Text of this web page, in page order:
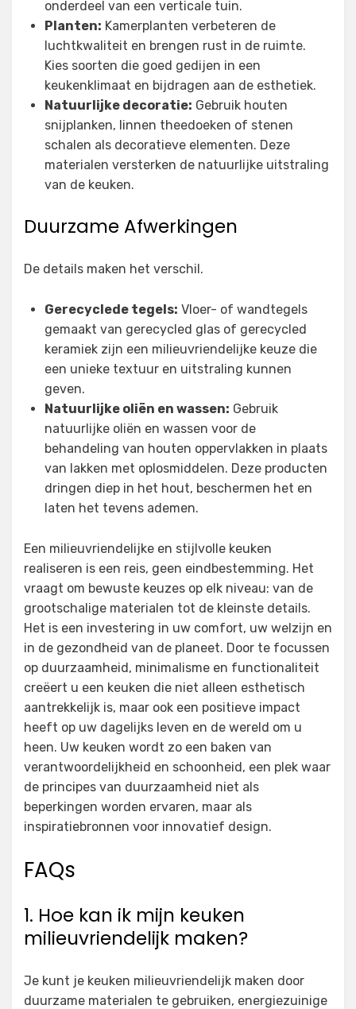
onderdeel van een verticale tuin.
Planten: Kamerplanten verbeteren de
luchtkwaliteit en brengen rust in de ruimte.
Kies soorten die goed gedijen in een
keukenklimaat en bijdragen aan de esthetiek.
Natuurlijke decoratie: Gebruik houten
snijplanken, linnen theedoeken of stenen
schalen als decoratieve elementen. Deze
materialen versterken de natuurlijke uitstraling
van de keuken.
Duurzame Afwerkingen
De details maken het verschil.
Gerecyclede tegels: Vloer- of wandtegels
gemaakt van gerecycled glas of gerecycled
keramiek zijn een milieuvriendelijke keuze die
een unieke textuur en uitstraling kunnen
geven.
Natuurlijke oliën en wassen: Gebruik
natuurlijke oliën en wassen voor de
behandeling van houten oppervlakken in plaats
van lakken met oplosmiddelen. Deze producten
dringen diep in het hout, beschermen het en
laten het tevens ademen.
Een milieuvriendelijke en stijlvolle keuken
realiseren is een reis, geen eindbestemming. Het
vraagt om bewuste keuzes op elk niveau: van de
grootschalige materialen tot de kleinste details.
Het is een investering in uw comfort, uw welzijn en
in de gezondheid van de planeet. Door te focussen
op duurzaamheid, minimalisme en functionaliteit
creëert u een keuken die niet alleen esthetisch
aantrekkelijk is, maar ook een positieve impact
heeft op uw dagelijks leven en de wereld om u
heen. Uw keuken wordt zo een baken van
verantwoordelijkheid en schoonheid, een plek waar
de principes van duurzaamheid niet als
beperkingen worden ervaren, maar als
inspiratiebronnen voor innovatief design.
FAQs
1. Hoe kan ik mijn keuken
milieuvriendelijk maken?
Je kunt je keuken milieuvriendelijk maken door
duurzame materialen te gebruiken, energiezuinige